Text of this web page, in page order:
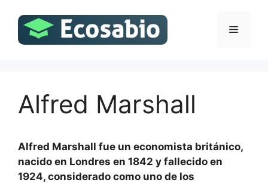
contenido
Menú
Alfred Marshall
Alfred Marshall fue un economista británico,
nacido en Londres en 1842 y fallecido en
1924, considerado como uno de los